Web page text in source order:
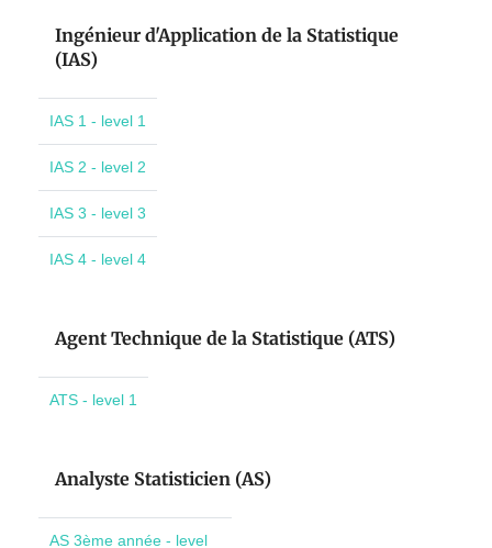
Ingénieur d'Application de la Statistique
(IAS)
IAS 1 - level 1
IAS 2 - level 2
IAS 3 - level 3
IAS 4 - level 4
Agent Technique de la Statistique (ATS)
ATS - level 1
Analyste Statisticien (AS)
AS 3ème année - level